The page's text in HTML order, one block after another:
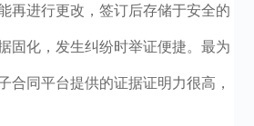
再进行更改，签订后存储于安全的
固化，发生纠纷时举证便捷。最为
合同平台提供的证据证明力很高，